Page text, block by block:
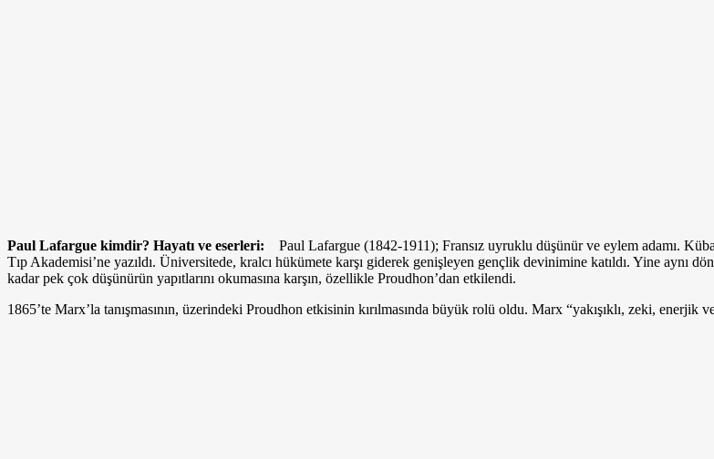
Paul Lafargue kimdir? Hayatı ve eserleri:
Paul Lafargue (1842-1911); Fransız uyruklu düşünür ve eylem adamı.
Tıp Akademisi’ne yazıldı. Üniversitede, kralcı hükümete karşı giderek genişleyen gençlik devinimine katıldı. Yine aynı
kadar pek çok düşünürün yapıtlarını okumasına karşın, özellikle Proudhon’dan etkilendi.
1865’te Marx’la tanışmasının, üzerindeki Proudhon etkisinin kırılmasında büyük rolü oldu. Marx “yakışıklı, zeki,